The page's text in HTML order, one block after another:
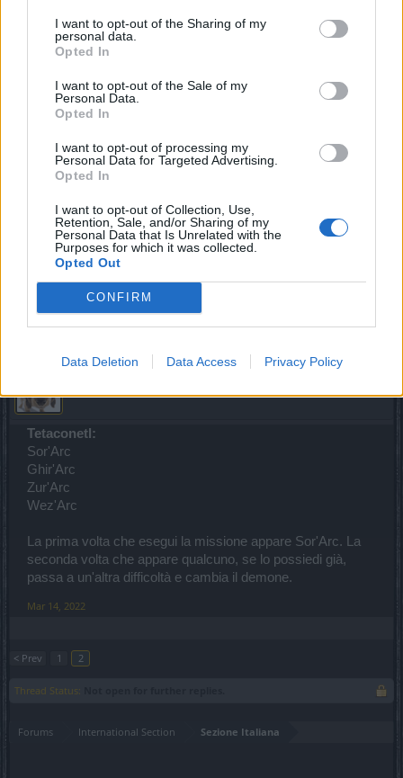
I want to opt-out of the Sharing of my
personal data.
Opted In
I want to opt-out of the Sale of my
Personal Data.
Opted In
I want to opt-out of processing my
Personal Data for Targeted Advertising.
Opted In
I want to opt-out of Collection, Use,
Retention, Sale, and/or Sharing of my
Personal Data that Is Unrelated with the
Purposes for which it was collected.
Opted Out
CONFIRM
Data Deletion Data Access Privacy Policy
Per quanto riguarda il titolo "Signore supremo" ho notato che con le
ripetibili dei 100 corni si possono trovare diversi signori nelle 3
mappe. Per ora elenco quelli che ho trovato nelle varie mappe:
-Chron'Arc
-Vry'Arc
-Jor'Arc
-Daw'Arc
Tetaconeti:
-Sor'Arc
-Wez'Arc
-Zur'Arc
Telepolos:
-Fyr'Arc
-Xyl'Arc
-Burc'Arc
Cerco di tenere aggiornato questo post ogni qualvolta ne trovo un
altro.
Click to expand...
Ciao,io ho un problema riguardo a questi obiettivi. Mi sono
Tetaconetl,ma dopo aver fatto le 100 corna mi compare
solo Sor'Arc.... qualcuno sa darmi qualche delucidazione a
tal proposito?
Grazie
Mar 13, 2022
Tetaconetl:
Sor'Arc
Ghir'Arc
Zur'Arc
Wez'Arc
La prima volta che esegui la missione appare Sor'Arc. La
seconda volta che appare qualcuno, se lo possiedi già,
passa a un'altra difficoltà e cambia il demone.
Mar 14, 2022
< Prev 1 2
Thread Status:
Forums International Section Sezione Italiana